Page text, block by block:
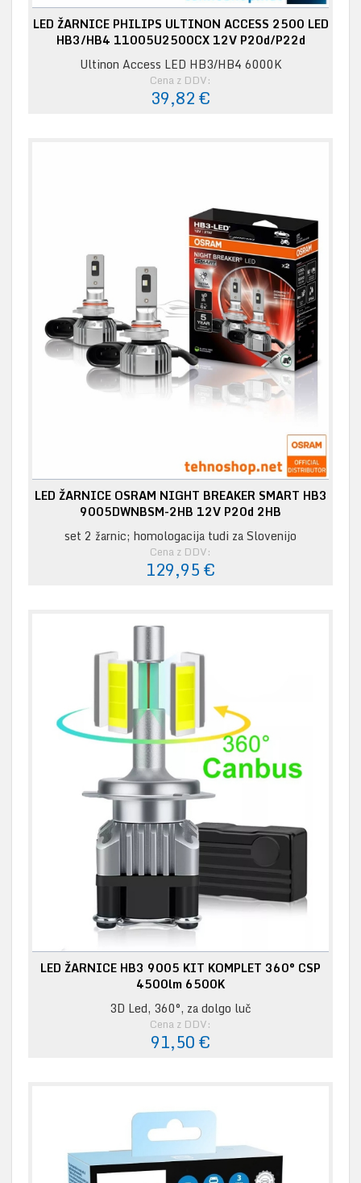
LED ŽARNICE PHILIPS ULTINON ACCESS 2500 LED
HB3/HB4 11005U2500CX 12V P20d/P22d
Ultinon Access LED HB3/HB4 6000K
Cena z DDV:
39,82 €
LED ŽARNICE OSRAM NIGHT BREAKER SMART HB3
9005DWNBSM-2HB 12V P20d 2HB
set 2 žarnic; homologacija tudi za Slovenijo
Cena z DDV:
129,95 €
LED ŽARNICE HB3 9005 KIT KOMPLET 360° CSP
4500lm 6500K
3D Led, 360°, za dolgo luč
Cena z DDV:
91,50 €